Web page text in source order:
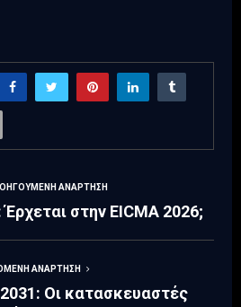
ΑΝΆΡΤΗΣΗ
στην EICMA 2026;
ΑΝΆΡΤΗΣΗ
Οι κατασκευαστές